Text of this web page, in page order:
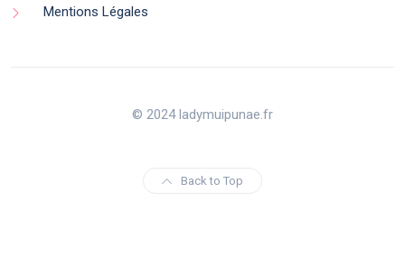
Mentions Légales
© 2024 ladymuipunae.fr
Back to Top